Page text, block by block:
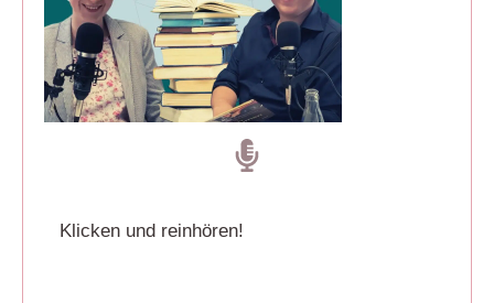
Klicken und reinhören!